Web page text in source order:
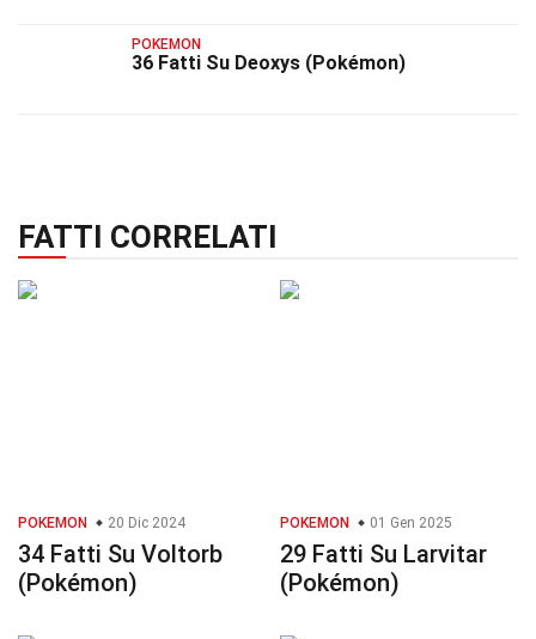
POKEMON
36 Fatti Su Deoxys (Pokémon)
FATTI CORRELATI
POKEMON 20 Dic 2024
34 Fatti Su Voltorb
(Pokémon)
POKEMON 01 Gen 2025
29 Fatti Su Larvitar
(Pokémon)